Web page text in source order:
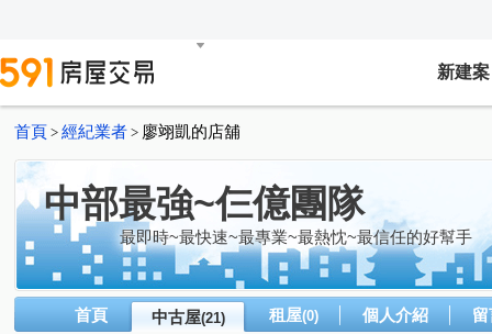
新建案
首頁 > 經紀業者 > 廖翊凱的店舖
中部最強~仨億團隊
最即時~最快速~最專業~最熱忱~最信任的好幫手
首頁 中古屋(21) 租屋(0) 個人介紹